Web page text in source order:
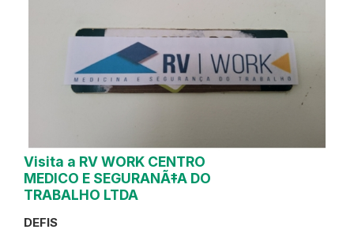
Visita a RV WORK CENTRO
MEDICO E SEGURANÃ‡A DO
TRABALHO LTDA
DEFIS